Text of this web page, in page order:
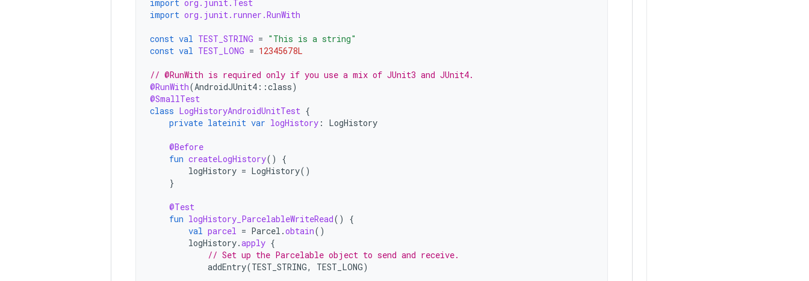
import org.junit.Test
import org.junit.runner.RunWith
const val TEST_STRING = "This is a string"
const val TEST_LONG = 12345678L
// @RunWith is required only if you use a mix of JUnit3 and JUnit4.
@RunWith(AndroidJUnit4 ::class)
@SmallTest
class LogHistoryAndroidUnitTest {
private lateinit var logHistory : LogHistory
@Before
fun createLogHistory()
{
logHistory = LogHistory()
}
@Test
fun logHistory_ParcelableWriteRead()
{
val parcel = Parcel .obtain()
logHistory.apply {
// Set up the Parcelable object to send and receive.
addEntry(TEST_STRING, TEST_LONG)